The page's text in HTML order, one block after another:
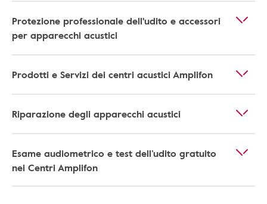
Protezione professionale dell'udito e accessori
per apparecchi acustici
Prodotti e Servizi dei centri acustici Amplifon
Riparazione degli apparecchi acustici
Esame audiometrico e test dell’udito gratuito
nei Centri Amplifon